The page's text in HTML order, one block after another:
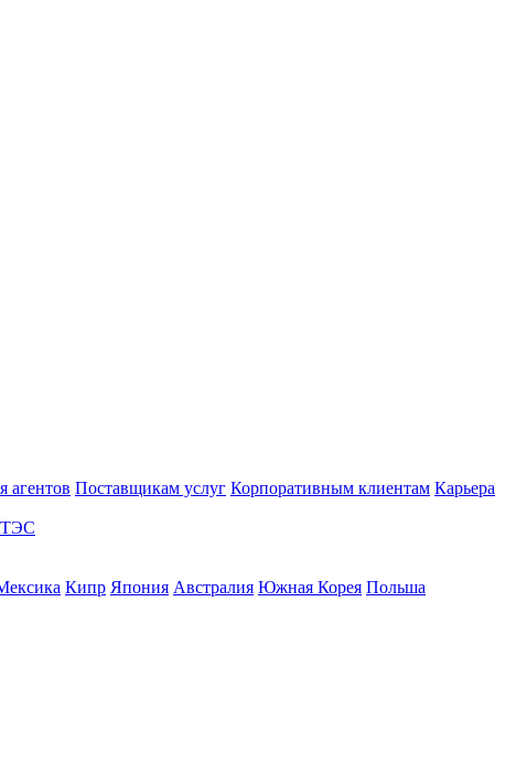
агентов Поставщикам услуг Корпоративным клиентам Карьера
Кипр Япония Австралия Южная Корея Польша